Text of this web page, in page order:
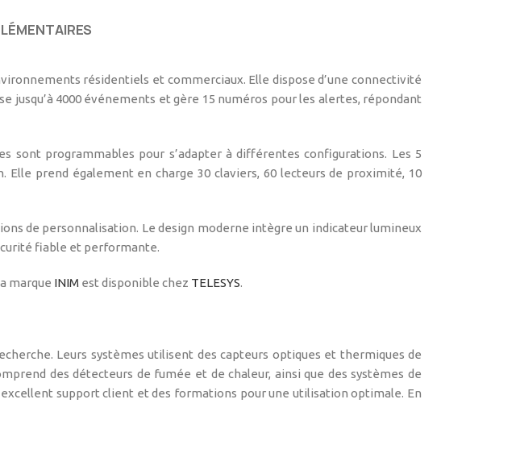
résidentiels et commerciaux. Elle dispose d’une connectivité
4000 événements et gère 15 numéros pour les alertes, répondant
sont programmables pour s’adapter à différentes configurations. Les 5
prend également en charge 30 claviers, 60 lecteurs de proximité, 10
de personnalisation. Le design moderne intègre un indicateur lumineux
fiable et performante.
marque INIM est disponible chez TELESYS.
Leurs systèmes utilisent des capteurs optiques et thermiques de
des détecteurs de fumée et de chaleur, ainsi que des systèmes de
support client et des formations pour une utilisation optimale. En